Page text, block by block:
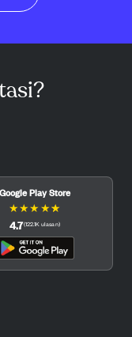
Google Play Store
★★★ ★★
4.7(122.1K ulasan)